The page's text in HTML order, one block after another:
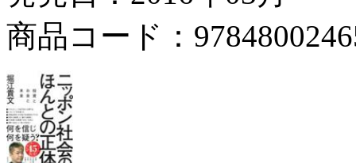
商品コード：